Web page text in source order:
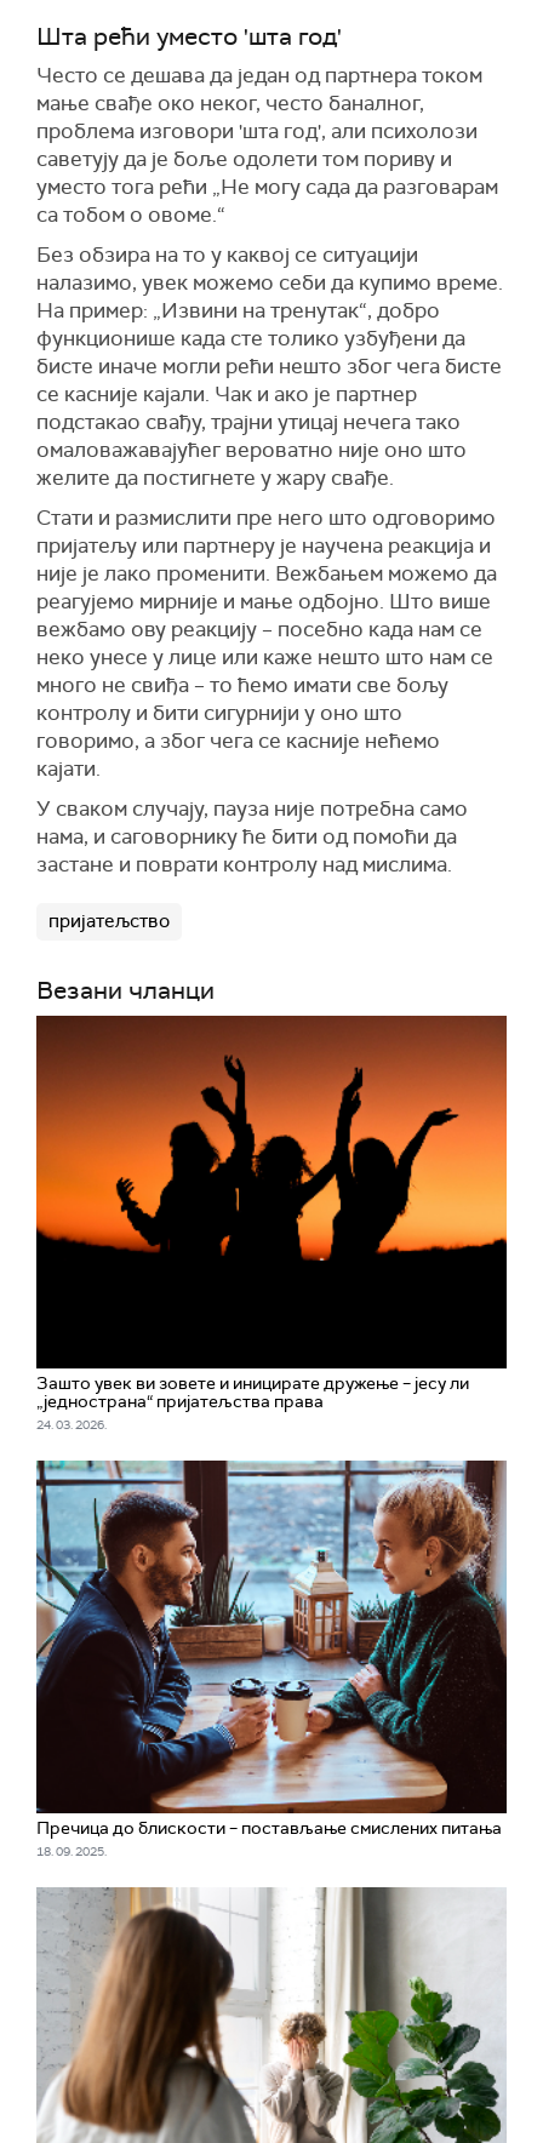
Шта рећи уместо 'шта год'
Често се дешава да један од партнера током
мање свађе око неког, често баналног,
проблема изговори 'шта год', али психолози
саветују да је боље одолети том пориву и
уместо тога рећи „Не могу сада да разговарам
са тобом о овоме.“
Без обзира на то у каквој се ситуацији
налазимо, увек можемо себи да купимо време.
На пример: „Извини на тренутак“, добро
функционише када сте толико узбуђени да
бисте иначе могли рећи нешто због чега бисте
се касније кајали. Чак и ако је партнер
подстакао свађу, трајни утицај нечега тако
омаловажавајућег вероватно није оно што
желите да постигнете у жару свађе.
Стати и размислити пре него што одговоримо
пријатељу или партнеру је научена реакција и
није је лако променити. Вежбањем можемо да
реагујемо мирније и мање одбојно. Што више
вежбамо ову реакцију – посебно када нам се
неко унесе у лице или каже нешто што нам се
много не свиђа – то ћемо имати све бољу
контролу и бити сигурнији у оно што
говоримо, а због чега се касније нећемо
кајати.
У сваком случају, пауза није потребна само
нама, и саговорнику ће бити од помоћи да
застане и поврати контролу над мислима.
пријатељство
Везани чланци
Зашто увек ви зовете и иницирате дружење – јесу ли
„једнострана“ пријатељства права
24. 03. 2026.
Пречица до блискости – постављање смислених питања
18. 09. 2025.